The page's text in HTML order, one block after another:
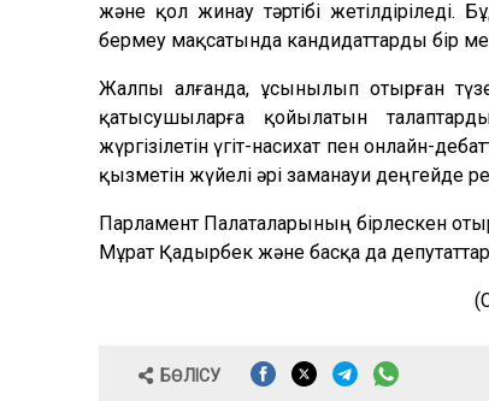
және қол жинау тәртібі жетілдіріледі.
бермеу мақсатында кандидаттарды бір
Жалпы алғанда, ұсынылып отырған
қатысушыларға қойылатын
жүргізілетін үгіт-насихат пен онлайн-
қызметін жүйелі әрі заманауи деңгейде
Парламент Палаталарының бірлескен
Мұрат Қадырбек және басқа да депутаттар
БӨЛІСУ